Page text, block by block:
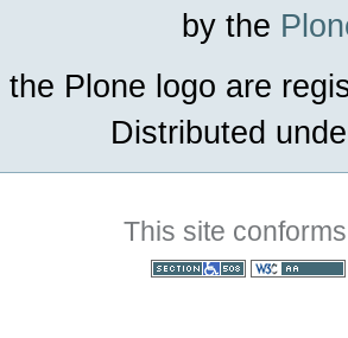
by the
the Plone logo are
Distributed
This site